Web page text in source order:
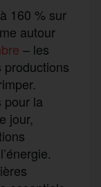
160 % sur
autour
– les
productions
pour la
jour,